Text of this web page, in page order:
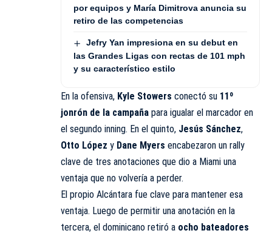
por equipos y María Dimitrova anuncia su
retiro de las competencias
Jefry Yan impresiona en su debut en
las Grandes Ligas con rectas de 101 mph
y su característico estilo
En la ofensiva, Kyle Stowers conectó su 11º
jonrón de la campaña para igualar el marcador en
el segundo inning. En el quinto, Jesús Sánchez,
Otto López y Dane Myers encabezaron un rally
clave de tres anotaciones que dio a Miami una
ventaja que no volvería a perder.
El propio Alcántara fue clave para mantener esa
ventaja. Luego de permitir una anotación en la
tercera, el dominicano retiró a ocho bateadores